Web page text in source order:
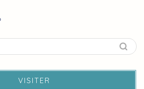
VISITER